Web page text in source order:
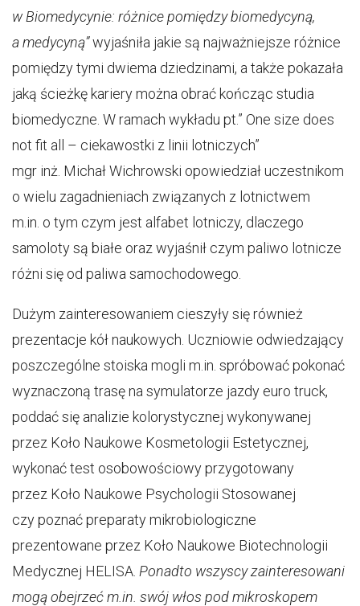
w Biomedycynie: różnice pomiędzy biomedycyną,
a medycyną”wyjaśniła jakie są najważniejsze różnice
pomiędzy tymi dwiema dziedzinami, a także pokazała
jaką ścieżkę kariery można obrać kończąc studia
biomedyczne. W ramach wykładu pt.” One size does
not fit all – ciekawostki z linii lotniczych”
mgr inż. Michał Wichrowski opowiedział uczestnikom
o wielu zagadnieniach związanych z lotnictwem
m.in. o tym czym jest alfabet lotniczy, dlaczego
samoloty są białe oraz wyjaśnił czym paliwo lotnicze
różni się od paliwa samochodowego.
Dużym zainteresowaniem cieszyły się również
prezentacje kół naukowych. Uczniowie odwiedzający
poszczególne stoiska mogli m.in. spróbować pokonać
wyznaczoną trasę na symulatorze jazdy euro truck,
poddać się analizie kolorystycznej wykonywanej
przez Koło Naukowe Kosmetologii Estetycznej,
wykonać test osobowościowy przygotowany
przez Koło Naukowe Psychologii Stosowanej
czy poznać preparaty mikrobiologiczne
prezentowane przez Koło Naukowe Biotechnologii
Medycznej HELISA. Ponadto wszyscy zainteresowani
mogą obejrzeć m.in. swój włos pod mikroskopem